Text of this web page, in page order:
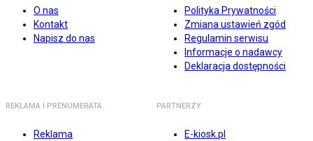
O nas
Kontakt
Napisz do nas
Polityka Prywatności
Zmiana ustawień zgód
Regulamin serwisu
Informacje o nadawcy
Deklaracja dostępności
REKLAMA I PRENUMERATA
Reklama
PARTNERZY
E-kiosk.pl